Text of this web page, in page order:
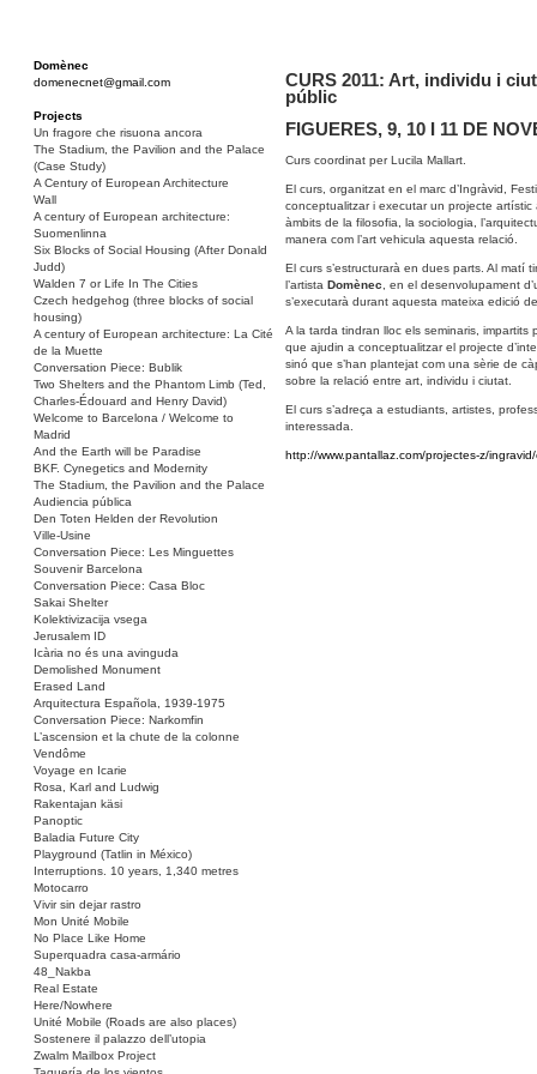
Domènec
domenecnet@gmail.com
Projects
Un fragore che risuona ancora
The Stadium, the Pavilion and the Palace
(Case Study)
A Century of European Architecture
Wall
A century of European architecture:
Suomenlinna
Six Blocks of Social Housing (After Donald
Judd)
Walden 7 or Life In The Cities
Czech hedgehog (three blocks of social
housing)
A century of European architecture: La Cité
de la Muette
Conversation Piece: Bublik
Two Shelters and the Phantom Limb (Ted,
Charles-Édouard and Henry David)
Welcome to Barcelona / Welcome to
Madrid
And the Earth will be Paradise
BKF. Cynegetics and Modernity
The Stadium, the Pavilion and the Palace
Audiencia pública
Den Toten Helden der Revolution
Ville-Usine
Conversation Piece: Les Minguettes
Souvenir Barcelona
Conversation Piece: Casa Bloc
Sakai Shelter
Kolektivizacija vsega
Jerusalem ID
Icària no és una avinguda
Demolished Monument
Erased Land
Arquitectura Española, 1939-1975
Conversation Piece: Narkomfin
L’ascension et la chute de la colonne
Vendôme
Voyage en Icarie
Rosa, Karl and Ludwig
Rakentajan käsi
Panoptic
Baladia Future City
Playground (Tatlin in México)
Interruptions. 10 years, 1,340 metres
Motocarro
Vivir sin dejar rastro
Mon Unité Mobile
No Place Like Home
Superquadra casa-armário
48_Nakba
Real Estate
Here/Nowhere
Unité Mobile (Roads are also places)
Sostenere il palazzo dell’utopia
Zwalm Mailbox Project
CURS 2011: Art, individu i
públic
FIGUERES, 9, 10 I 11 DE
Curs coordinat per Lucila Mallart.
El curs, organitzat en el marc d’Ingràvid,
conceptualitzar i executar un projecte
àmbits de la filosofia, la sociologia,
manera com l’art vehicula aquesta relació.
El curs s’estructurarà en dues parts. Al matí
l’artista Domènec, en el desenvolupament
s’executarà durant aquesta mateixa edició
A la tarda tindran lloc els seminaris, impartits
que ajudin a conceptualitzar el projecte
sinó que s’han plantejat com una sèrie de
sobre la relació entre art, individu i ciutat.
El curs s’adreça a estudiants, artistes,
interessada.
http://www.pantallaz.com/projectes-z/